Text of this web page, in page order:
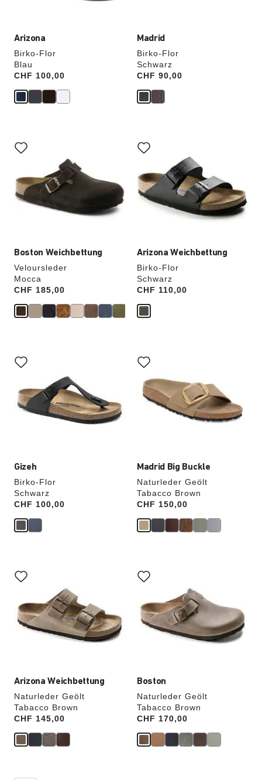
Arizona
Birko-Flor
Blau
Price:
CHF 100,00
Madrid
Birko-Flor
Schwarz
Price:
CHF 90,00
Boston Weichbettung
Veloursleder
Mocca
Price:
CHF 185,00
Anklicken
der
werden
die
Produktbilder
aktualisiert.
Arizona Weichbettung
Birko-Flor
Schwarz
Price:
CHF 110,00
Anklicken
der
werden
die
Produktbilder
aktualisiert.
Gizeh
Birko-Flor
Schwarz
Price:
CHF 100,00
Anklicken
der
werden
die
Produktbilder
Madrid Big Buckle
Naturleder Geölt
Tabacco Brown
Price:
CHF 150,00
Anklicken
der
Farben
werden
Produktbilder
Arizona Weichbettung
Naturleder Geölt
Tabacco Brown
Price:
CHF 145,00
Anklicken
der
werden
die
Produktbilder
aktualisiert.
Boston
Naturleder Geölt
Tabacco Brown
Price:
CHF 170,00
Anklicken
der
werden
die
Produktbilder
aktualisiert.
Durch